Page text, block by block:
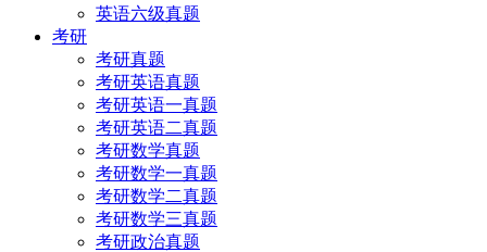
英语六级真题
考研
考研真题
考研英语真题
考研英语一真题
考研英语二真题
考研数学真题
考研数学一真题
考研数学二真题
考研数学三真题
考研政治真题